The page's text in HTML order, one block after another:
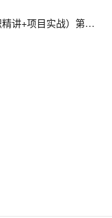
全面讲解Spring Cloud Alibaba技术栈（知识精讲+项目实战）第三阶段